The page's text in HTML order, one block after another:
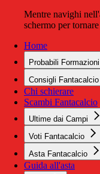
Mentre navighi
schermo per
Home
Probabili Formazioni
Consigli Fantacalcio
Chi schierare
Scambi Fantacalcio
Ultime dai Campi
Voti Fantacalcio
Asta Fantacalcio
Guida all'asta